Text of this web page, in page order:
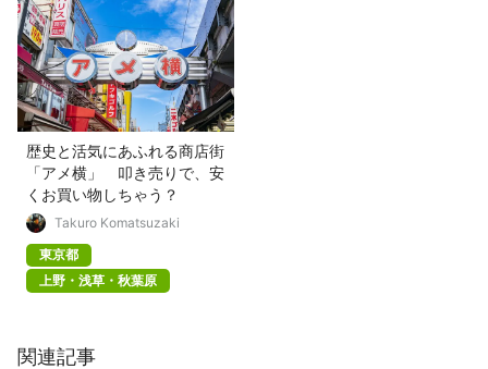
歴史と活気にあふれる商店街
「アメ横」 叩き売りで、安
くお買い物しちゃう？
Takuro Komatsuzaki
東京都
上野・浅草・秋葉原
関連記事